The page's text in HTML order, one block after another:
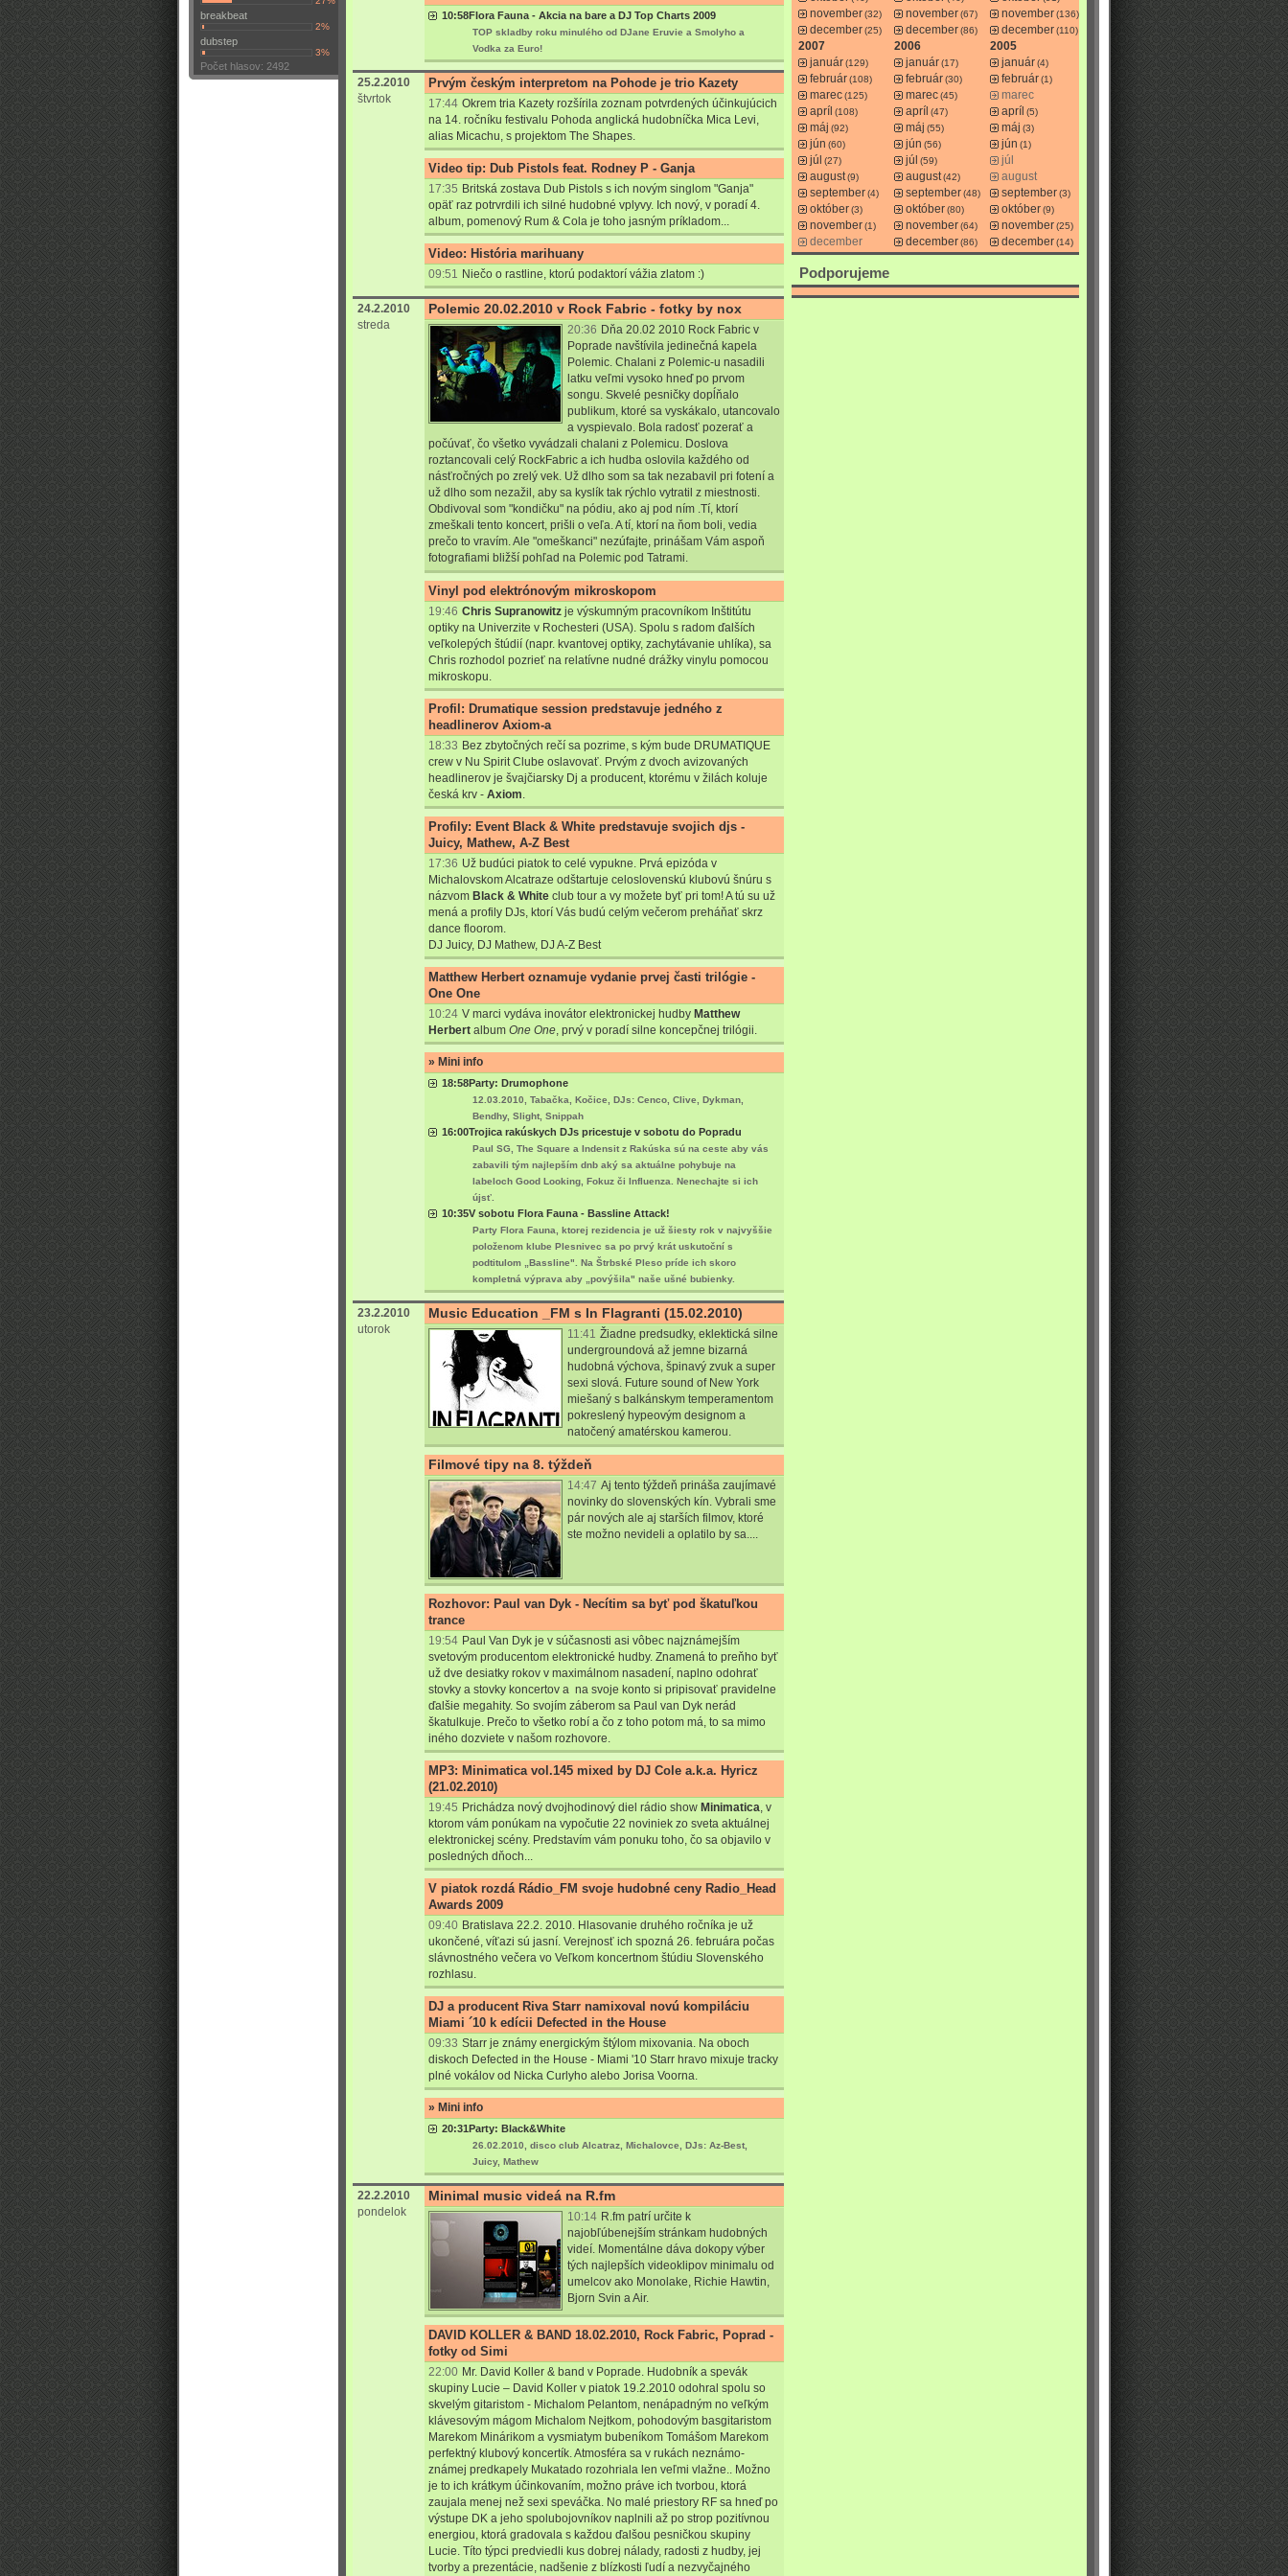
breakbeat
2%
dubstep
3%
Počet hlasov: 2492
10:58Flora Fauna - Akcia na bare a DJ Top Charts 2009
TOP skladby roku minulého od DJane Eruvie a Smolyho a
Vodka za Euro!
25.2.2010
štvrtok
Prvým českým interpretom na Pohode je trio Kazety
17:44 Okrem tria Kazety rozšírila zoznam potvrdených účinkujúcich
na 14. ročníku festivalu Pohoda anglická hudobníčka Mica Levi,
alias Micachu, s projektom The Shapes.
Video tip: Dub Pistols feat. Rodney P - Ganja
17:35 Britská zostava Dub Pistols s ich novým singlom "Ganja"
opäť raz potrvrdili ich silné hudobné vplyvy. Ich nový, v poradí 4.
album, pomenový Rum & Cola je toho jasným príkladom...
Video: História marihuany
09:51 Niečo o rastline, ktorú podaktorí vážia zlatom :)
24.2.2010
streda
Polemic 20.02.2010 v Rock Fabric - fotky by nox
20:36 Dňa 20.02 2010 Rock Fabric v
Poprade navštívila jedinečná kapela
Polemic. Chalani z Polemic-u nasadili
latku veľmi vysoko hneď po prvom
songu. Skvelé pesničky dopĺňalo
publikum, ktoré sa vyskákalo, utancovalo
a vyspievalo. Bola radosť pozerať a
počúvať, čo všetko vyvádzali chalani z Polemicu. Doslova
roztancovali celý RockFabric a ich hudba oslovila každého od
násťročných po zrelý vek. Už dlho som sa tak nezabavil pri fotení a
už dlho som nezažil, aby sa kyslík tak rýchlo vytratil z miestnosti.
Obdivoval som "kondičku" na pódiu, ako aj pod ním .Tí, ktorí
zmeškali tento koncert, prišli o veľa. A tí, ktorí na ňom boli, vedia
prečo to vravím. Ale "omeškanci" nezúfajte, prinášam Vám aspoň
fotografiami bližší pohľad na Polemic pod Tatrami.
Vinyl pod elektrónovým mikroskopom
19:46 Chris Supranowitz je výskumným pracovníkom Inštitútu
optiky na Univerzite v Rochesteri (USA). Spolu s radom ďalších
veľkolepých štúdií (napr. kvantovej optiky, zachytávanie uhlíka), sa
Chris rozhodol pozrieť na relatívne nudné drážky vinylu pomocou
mikroskopu.
Profil: Drumatique session predstavuje jedného z
headlinerov Axiom-a
18:33 Bez zbytočných rečí sa pozrime, s kým bude DRUMATIQUE
crew v Nu Spirit Clube oslavovať. Prvým z dvoch avizovaných
headlinerov je švajčiarsky Dj a producent, ktorému v žilách koluje
česká krv - Axiom.
Profily: Event Black & White predstavuje svojich djs -
Juicy, Mathew, A-Z Best
17:36 Už budúci piatok to celé vypukne. Prvá epizóda v
Michalovskom Alcatraze odštartuje celoslovenskú klubovú šnúru s
názvom Black & White club tour a vy možete byť pri tom! A tú su už
mená a profily DJs, ktorí Vás budú celým večerom preháňať skrz
dance floorom.
DJ Juicy, DJ Mathew, DJ A-Z Best
Matthew Herbert oznamuje vydanie prvej časti trilógie -
One One
10:24 V marci vydáva inovátor elektronickej hudby Matthew
Herbert album One One, prvý v poradí silne koncepčnej trilógii.
» Mini info
18:58Party: Drumophone
12.03.2010, Tabačka, Kočice, DJs: Cenco, Clive, Dykman,
Bendhy, Slight, Snippah
16:00Trojica rakúskych DJs pricestuje v sobotu do Popradu
Paul SG, The Square a Indensit z Rakúska sú na ceste aby vás
zabavili tým najlepším dnb aký sa aktuálne pohybuje na
labeloch Good Looking, Fokuz či Influenza. Nenechajte si ich
újsť.
10:35V sobotu Flora Fauna - Bassline Attack!
Party Flora Fauna, ktorej rezidencia je už šiesty rok v najvyššie
položenom klube Plesnivec sa po prvý krát uskutoční s
podtitulom „Bassline". Na Štrbské Pleso príde ich skoro
kompletná výprava aby „povýšila" naše ušné bubienky.
23.2.2010
utorok
Music Education _FM s In Flagranti (15.02.2010)
11:41 Žiadne predsudky, eklektická silne
undergroundová až jemne bizarná
hudobná výchova, špinavý zvuk a super
sexi slová. Future sound of New York
miešaný s balkánskym temperamentom
pokreslený hypeovým designom a
natočený amatérskou kamerou.
Filmové tipy na 8. týždeň
14:47 Aj tento týždeň prináša zaujímavé
novinky do slovenských kín. Vybrali sme
pár nových ale aj starších filmov, ktoré
ste možno nevideli a oplatilo by sa....
Rozhovor: Paul van Dyk - Necítim sa byť pod škatuľkou
trance
19:54 Paul Van Dyk je v súčasnosti asi vôbec najznámejším
svetovým producentom elektronické hudby. Znamená to preňho byť
už dve desiatky rokov v maximálnom nasadení, naplno odohrať
stovky a stovky koncertov a na svoje konto si pripisovať pravidelne
ďalšie megahity. So svojím záberom sa Paul van Dyk nerád
škatulkuje. Prečo to všetko robí a čo z toho potom má, to sa mimo
iného dozviete v našom rozhovore.
MP3: Minimatica vol.145 mixed by DJ Cole a.k.a. Hyricz
(21.02.2010)
19:45 Prichádza nový dvojhodinový diel rádio show Minimatica, v
ktorom vám ponúkam na vypočutie 22 noviniek zo sveta aktuálnej
elektronickej scény. Predstavím vám ponuku toho, čo sa objavilo v
posledných dňoch...
V piatok rozdá Rádio_FM svoje hudobné ceny Radio_Head
Awards 2009
09:40 Bratislava 22.2. 2010. Hlasovanie druhého ročníka je už
ukončené, víťazi sú jasní. Verejnosť ich spozná 26. februára počas
slávnostného večera vo Veľkom koncertnom štúdiu Slovenského
rozhlasu.
DJ a producent Riva Starr namixoval novú kompiláciu
Miami ´10 k edícii Defected in the House
09:33 Starr je známy energickým štýlom mixovania. Na oboch
diskoch Defected in the House - Miami '10 Starr hravo mixuje tracky
plné vokálov od Nicka Curlyho alebo Jorisa Voorna.
» Mini info
20:31Party: Black&White
26.02.2010, disco club Alcatraz, Michalovce, DJs: Az-Best,
Juicy, Mathew
22.2.2010
pondelok
Minimal music videá na R.fm
10:14 R.fm patrí určite k
najobľúbenejším stránkam hudobných
videí. Momentálne dáva dokopy výber
tých najlepších videoklipov minimalu od
umelcov ako Monolake, Richie Hawtin,
Bjorn Svin a Air.
DAVID KOLLER & BAND 18.02.2010, Rock Fabric, Poprad -
fotky od Simi
22:00 Mr. David Koller & band v Poprade. Hudobník a spevák
skupiny Lucie – David Koller v piatok 19.2.2010 odohral spolu so
skvelým gitaristom - Michalom Pelantom, nenápadným no veľkým
klávesovým mágom Michalom Nejtkom, pohodovým basgitaristom
Marekom Minárikom a vysmiatym bubeníkom Tomášom Marekom
perfektný klubový koncertík. Atmosféra sa v rukách neznámo-
známej predkapely Mukatado rozohriala len veľmi vlažne.. Možno
je to ich krátkym účinkovaním, možno práve ich tvorbou, ktorá
zaujala menej než sexi speváčka. No malé priestory RF sa hneď po
výstupe DK a jeho spolubojovníkov naplnili až po strop pozitívnou
energiou, ktorá gradovala s každou ďalšou pesničkou skupiny
Lucie. Títo týpci predviedli kus dobrej nálady, radosti z hudby, jej
tvorby a prezentácie, nadšenie z blízkosti ľudí a nezvyčajného
november(32)
december(25)
november(67)
december(86)
november(136)
december(110)
2007
január(129)
február(108)
marec(125)
apríl (108)
máj (92)
jún (60)
júl (27)
august(9)
september(4)
október(3)
november(1)
december
2006
január(17)
február(30)
marec(45)
apríl (47)
máj (55)
jún (56)
júl (59)
august(42)
september(48)
október(80)
november(64)
december(86)
2005
január(4)
február(1)
marec
apríl (5)
máj (3)
jún (1)
júl
august
september(3)
október(9)
november(25)
december(14)
Podporujeme